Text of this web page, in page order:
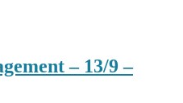
– 13/9 –